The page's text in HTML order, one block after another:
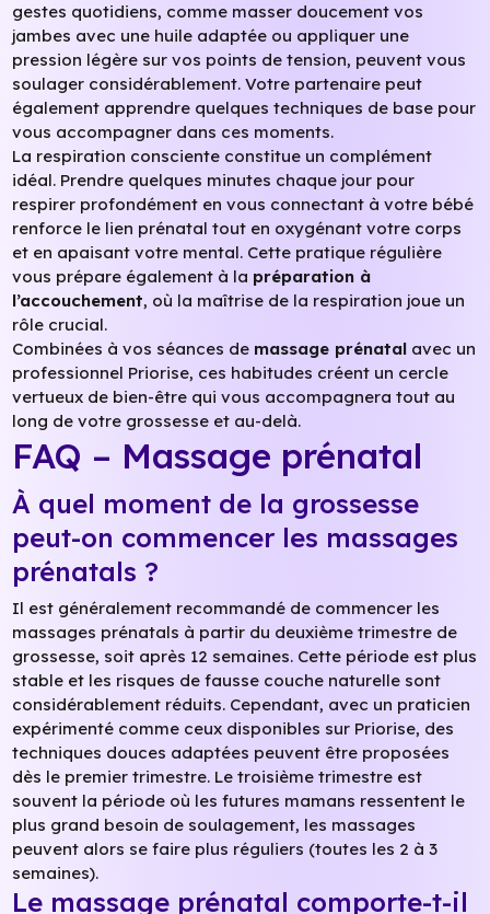
gestes quotidiens, comme masser doucement vos
jambes avec une huile adaptée ou appliquer une
pression légère sur vos points de tension, peuvent vous
soulager considérablement. Votre partenaire peut
également apprendre quelques techniques de base pour
vous accompagner dans ces moments.
La respiration consciente constitue un complément
idéal. Prendre quelques minutes chaque jour pour
respirer profondément en vous connectant à votre bébé
renforce le lien prénatal tout en oxygénant votre corps
et en apaisant votre mental. Cette pratique régulière
vous prépare également à la préparation à
l’accouchement, où la maîtrise de la respiration joue un
rôle crucial.
Combinées à vos séances de massage prénatal avec un
professionnel Priorise, ces habitudes créent un cercle
vertueux de bien-être qui vous accompagnera tout au
long de votre grossesse et au-delà.
FAQ – Massage prénatal
À quel moment de la grossesse
peut-on commencer les massages
prénatals ?
Il est généralement recommandé de commencer les
massages prénatals à partir du deuxième trimestre de
grossesse, soit après 12 semaines. Cette période est plus
stable et les risques de fausse couche naturelle sont
considérablement réduits. Cependant, avec un praticien
expérimenté comme ceux disponibles sur Priorise, des
techniques douces adaptées peuvent être proposées
dès le premier trimestre. Le troisième trimestre est
souvent la période où les futures mamans ressentent le
plus grand besoin de soulagement, les massages
peuvent alors se faire plus réguliers (toutes les 2 à 3
semaines).
Le massage prénatal comporte-t-il